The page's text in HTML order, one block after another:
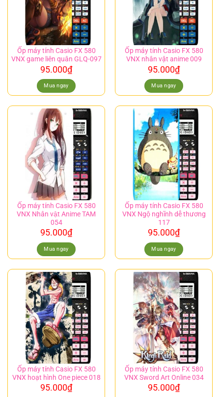
Ốp máy tính Casio FX 580
VNX game liên quân GLQ-097
95.000₫
Mua ngay
Ốp máy tính Casio FX 580
VNX nhân vật anime 009
95.000₫
Mua ngay
Ốp máy tính Casio FX 580
VNX Nhân vật Anime TAM
054
95.000₫
Mua ngay
Ốp máy tính Casio FX 580
VNX Ngộ nghĩnh dễ thương
117
95.000₫
Mua ngay
Ốp máy tính Casio FX 580
VNX hoạt hình One piece 018
95.000₫
Ốp máy tính Casio FX 580
VNX Sword Art Online 034
95.000₫